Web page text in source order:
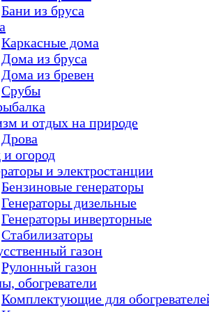
Бани из бруса
Каркасные дома
Дома из бруса
Дома из бревен
Срубы
и отдых на природе
Дрова
и огород
и электростанции
Бензиновые генераторы
Генераторы дизельные
Генераторы инверторные
Стабилизаторы
газон
Рулонный газон
обогреватели
Комплектующие для